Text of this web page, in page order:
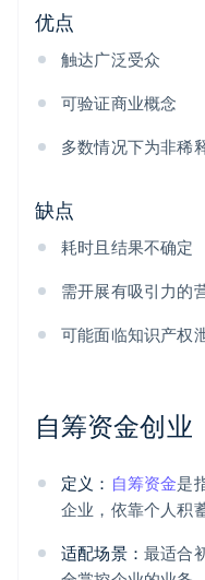
优点
触达广泛受众
可验证商业概念
多数情况下为非稀
缺点
耗时且结果不确定
需开展有吸引力的
可能面临知识产权
自筹资金创业
定义： 自筹资金是
企业，依靠个人积
适配场景： 最适合